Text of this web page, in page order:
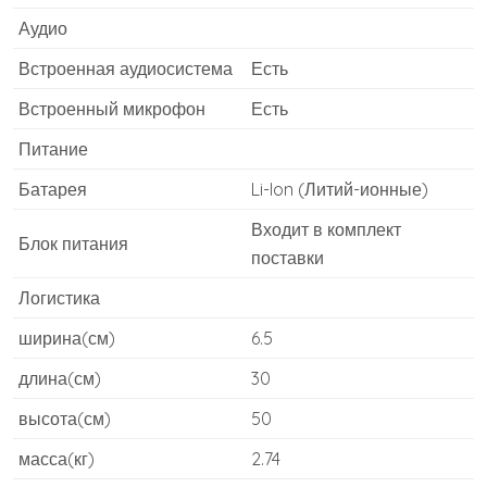
Аудио
Встроенная аудиосистема
Есть
Встроенный микрофон
Есть
Питание
Батарея
Li-Ion (Литий-ионные)
Блок питания
Входит в комплект
поставки
Логистика
ширина(см)
6.5
длина(см)
30
высота(см)
50
масса(кг)
2.74